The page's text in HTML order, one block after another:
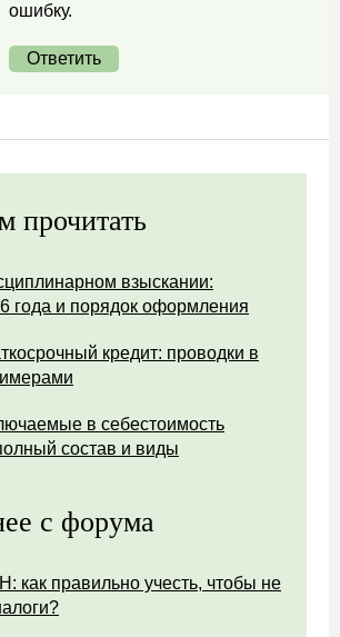
ошибку.
Ответить
прочитать
взыскании:
года и порядок оформления
кредит: проводки в
в себестоимость
состав и виды
с форума
как правильно учесть, чтобы не